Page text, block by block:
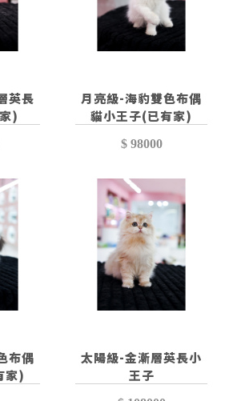
英長
)
月亮級-海豹雙色布偶
貓小王子(已有家)
$ 98000
布偶
家)
太陽級-金漸層英長小
王子